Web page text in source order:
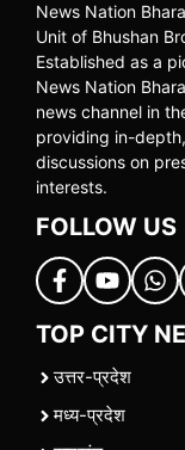
News Nation
Unit of Bhushan
Established as a
News Nation
news channel in
providing in-
discussions on
interests.
FOLLOW US
TOP CITY
उत्तर-प्रदेश
मध्य-प्रदेश